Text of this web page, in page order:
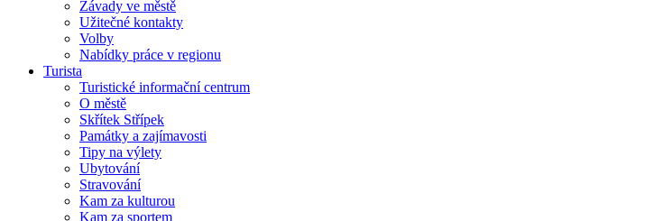
Závady ve městě
Užitečné kontakty
Volby
Nabídky práce v regionu
Turista
Turistické informační centrum
O městě
Skřítek Střípek
Památky a zajímavosti
Tipy na výlety
Ubytování
Stravování
Kam za kulturou
Kam za sportem